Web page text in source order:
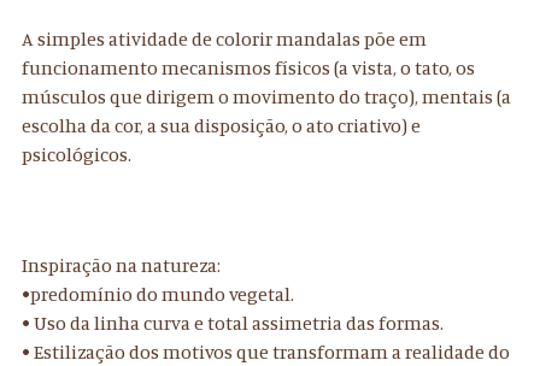
A simples atividade de colorir mandalas põe em
funcionamento mecanismos físicos (a vista, o tato, os
músculos que dirigem o movimento do traço), mentais (a
escolha da cor, a sua disposição, o ato criativo) e
psicológicos.
Inspiração na natureza:
•predomínio do mundo vegetal.
• Uso da linha curva e total assimetria das formas.
• Estilização dos motivos que transformam a realidade do